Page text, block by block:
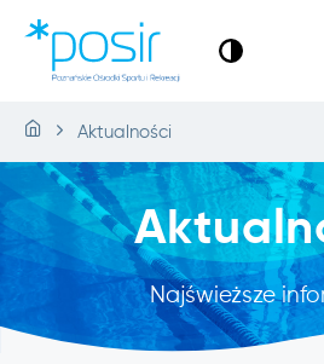
Aktualności
Najświeższe